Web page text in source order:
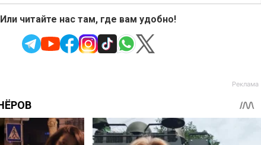
Или читайте нас там, где вам удобно!